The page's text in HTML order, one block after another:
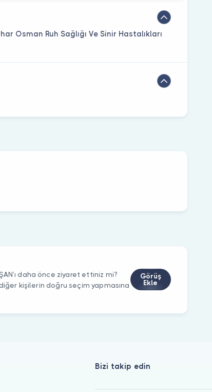
Osman Ruh Sağlığı Ve Sinir Hastalıkları
daha önce ziyaret ettiniz mi?
kişilerin doğru seçim yapmasına
Görüş
Ekle
Bizi takip edin